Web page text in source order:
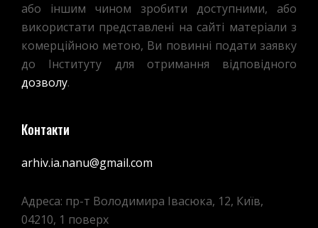
або іншим чином зробити доступними, або
використати представлені на сайті матеріали з
комерційною метою, Ви повинні подати заявку
до Інституту для отримання відповідного
дозволу.
Контакти
arhiv.ia.nanu@gmail.com
Адреса: пр-т Володимира Івасюка, 12, Київ,
04210, 1 поверх